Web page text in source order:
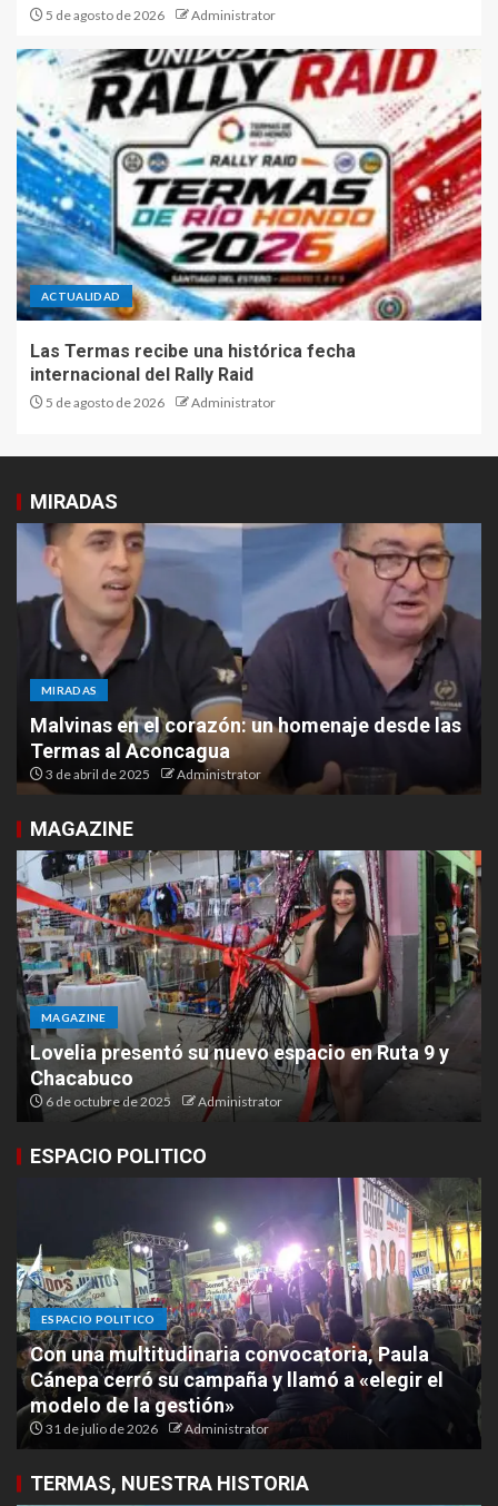
5 de agosto de 2026 Administrator
ACTUALIDAD
Las Termas recibe una histórica fecha
internacional del Rally Raid
5 de agosto de 2026 Administrator
MIRADAS
MIRADAS
Malvinas en el corazón: un homenaje desde las
Termas al Aconcagua
3 de abril de 2025 Administrator
MAGAZINE
MAGAZINE
Lovelia presentó su nuevo espacio en Ruta 9 y
Chacabuco
6 de octubre de 2025 Administrator
ESPACIO POLITICO
ESPACIO POLITICO
Con una multitudinaria convocatoria, Paula
Cánepa cerró su campaña y llamó a «elegir el
modelo de la gestión»
31 de julio de 2026 Administrator
TERMAS, NUESTRA HISTORIA